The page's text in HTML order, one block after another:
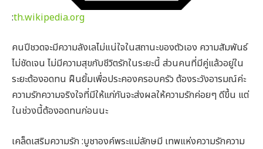
:th.wikipedia.org
คนปีชวดจะมีความลังเลไม่แน่ใจในสถานะของตัวเอง ความสัมพันธ์
ไม่ชัดเจน ไม่มีความสุขกับชีวิตรักในระยะนี้ ส่วนคนที่มีคู่แล้วอยู่ใน
ระยะต้องอดทน ฝืนยิ้มเพื่อประคองครอบครัว ต้องระวังอารมณ์ค่ะ
ความรักความจริงใจที่มีให้แก่กันจะส่งผลให้ความรักค่อยๆ ดีขึ้น แต่
ในช่วงนี้ต้องอดทนก่อนนะ
เคล็ดเสริมความรัก :บูชาองค์พระแม่ลักษมี เทพแห่งความรักความ